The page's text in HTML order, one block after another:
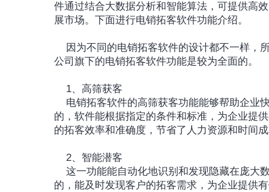
件通过结合大数据分析和智能算法，可提供高
展市场。下面进行电销拓客软件功能介绍。
公司旗下的电销拓客软件功能是较为全面的。
	1、高筛获客
的，软件能根据指定的条件和标准，为企业提
的拓客效率和准确度，节省了人力资源和时间
	2、智能潜客
的，能及时发现客户的拓客需求，为企业提供